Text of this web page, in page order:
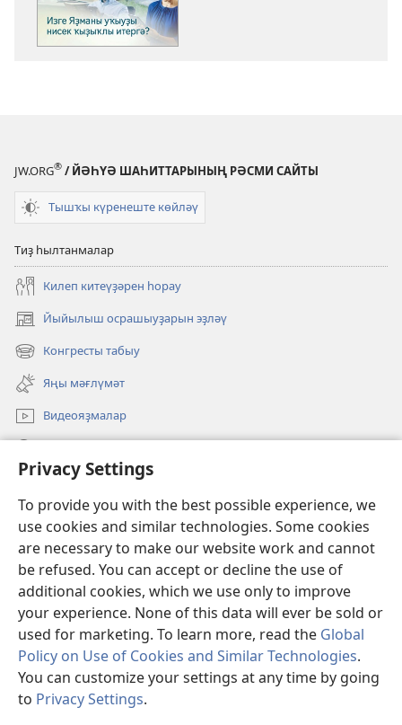
Privacy Settings
To provide you with the best possible experience, we
use cookies and similar technologies. Some cookies
are necessary to make our website work and cannot
be refused. You can accept or decline the use of
additional cookies, which we use only to improve
your experience. None of this data will ever be sold or
used for marketing. To learn more, read the Global
Policy on Use of Cookies and Similar Technologies.
You can customize your settings at any time by going
to Privacy Settings.
итергә?
JW.ORG® / ЙӘҺҮӘ ШАҺИТТАРЫНЫҢ РӘСМИ САЙТЫ
Тышҡы күренеште көйләү
Тиҙ һылтанмалар
Килеп китеүҙәрен һорау
Йыйылыш осрашыуҙарын эҙләү
(opens
new
window)
Конгресты табыу
(opens
new
window)
Яңы мәғлүмәт
Видеояҙмалар
(opens
window)Күҙәтеү манараһының ОНЛАЙН КИТАПХАНАҺЫ
(opens
new
window)JW Hub ®
(opens
new
window)
Copyright© 2026 Watch Tower Bible and Tract Society of Pennsylvania.
ҠУЛЛАНЫУ ҠАҒИҘӘЛӘРЕ